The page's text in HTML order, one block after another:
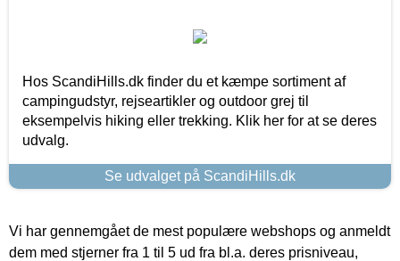
Hos ScandiHills.dk finder du et kæmpe sortiment af
campingudstyr, rejseartikler og outdoor grej til
eksempelvis hiking eller trekking. Klik her for at se deres
udvalg.
Se udvalget på ScandiHills.dk
Vi har gennemgået de mest populære webshops og anmeldt
dem med stjerner fra 1 til 5 ud fra bl.a. deres prisniveau,